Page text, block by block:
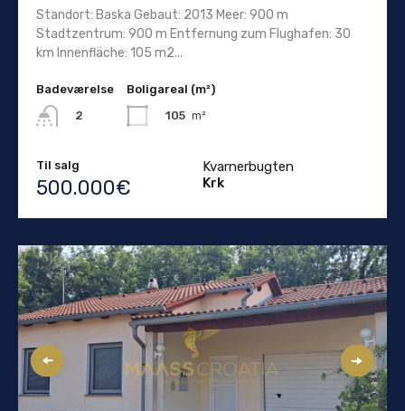
Standort: Baska Gebaut: 2013 Meer: 900 m
Stadtzentrum: 900 m Entfernung zum Flughafen: 30
km Innenfläche: 105 m2...
Badeværelse
2
Boligareal (m²)
105 m²
Til salg
500.000€
Kvarnerbugten
Krk